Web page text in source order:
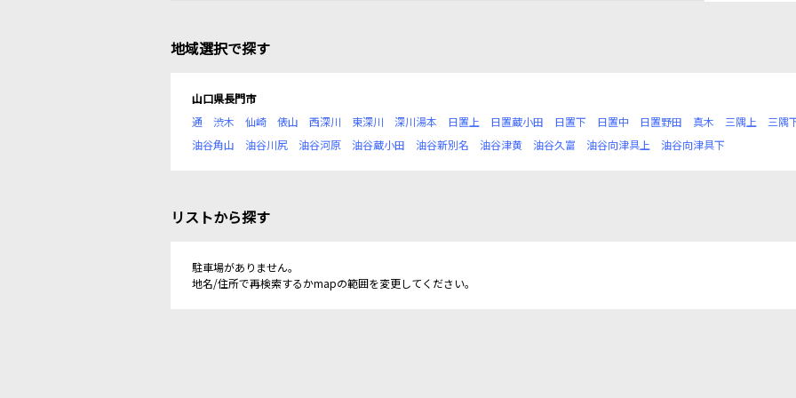
地域選択で探す
山口県長門市
通
渋木 仙崎 俵山 西深川 東深川 深川湯本 日置上 日置蔵小田 日置下 日置中 日置野田 真木 三隅上 三隅
油谷角山
油谷川尻 油谷河原 油谷蔵小田 油谷新別名 油谷津黄 油谷久富 油谷向津具上 油谷向津具下
リストから探す
駐車場がありません。
地名/住所で再検索するかmapの範囲を変更してください。